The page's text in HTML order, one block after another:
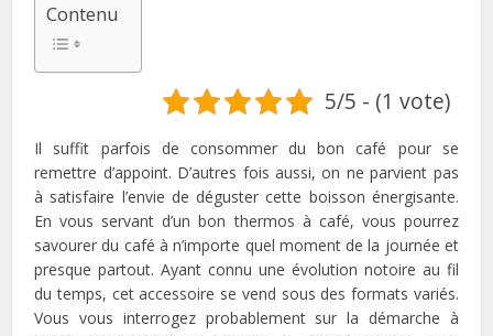
Contenu
5/5 - (1 vote)
Il suffit parfois de consommer du bon café pour se
remettre d’appoint. D’autres fois aussi, on ne parvient pas
à satisfaire l’envie de déguster cette boisson énergisante.
En vous servant d’un bon thermos à café, vous pourrez
savourer du café à n’importe quel moment de la journée et
presque partout. Ayant connu une évolution notoire au fil
du temps, cet accessoire se vend sous des formats variés.
Vous vous interrogez probablement sur la démarche à